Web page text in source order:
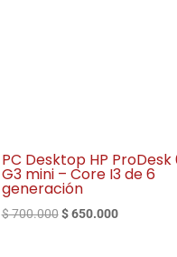
PC Desktop HP ProDesk
G3 mini – Core I3 de 6
generación
$700.000 El
$650.000El